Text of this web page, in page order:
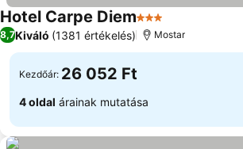
Hotel Carpe Diem3 Kategória
8,7Kiváló (1381 értékelés) Mostar
Kezdőár: 26 052 Ft
4 oldal árainak mutatása